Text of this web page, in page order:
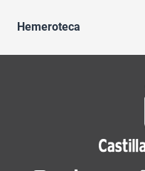
Hemeroteca